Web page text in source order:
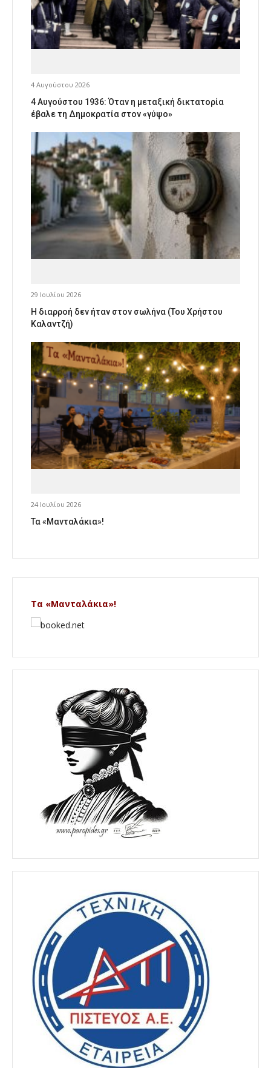
4 Αυγούστου 2026
4 Αυγούστου 1936: Όταν η μεταξική δικτατορία
έβαλε τη Δημοκρατία στον «γύψο»
29 Ιουλίου 2026
Η διαρροή δεν ήταν στον σωλήνα (Του Χρήστου
Καλαντζή)
24 Ιουλίου 2026
Τα «Μανταλάκια»!
Τα «Μανταλάκια»!